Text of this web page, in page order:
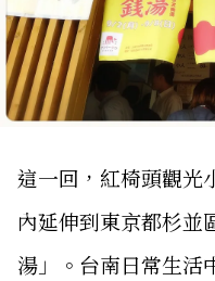
這一回，紅椅頭觀光
內延伸到東京都杉並
湯」。台南日常生活